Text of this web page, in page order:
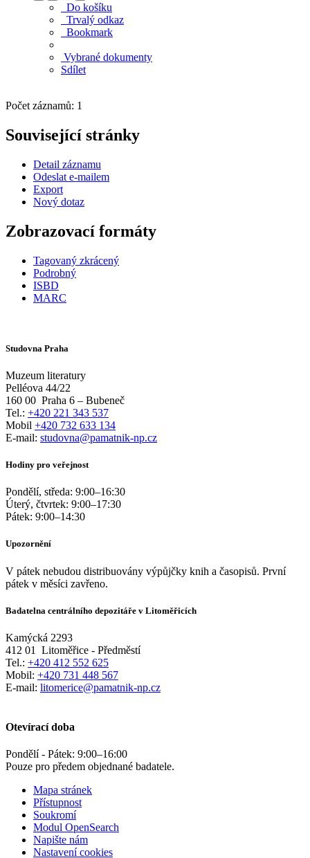
Do košíku
Trvalý odkaz
Bookmark
Vybrané dokumenty
Sdílet
Počet záznamů: 1
Související stránky
Detail záznamu
Odeslat e-mailem
Export
Nový dotaz
Zobrazovací formáty
Tagovaný zkrácený
Podrobný
ISBD
MARC
Studovna Praha
Muzeum literatury
Pelléova 44/22
160 00 Praha 6 – Bubeneč
Tel.: +420 221 343 537
Mobil +420 732 633 134
E-mail: studovna@pamatnik-np.cz
Hodiny pro veřejnost
Pondělí, středa: 9:00–16:30
Úterý, čtvrtek: 9:00–17:30
Pátek: 9:00–14:30
Upozornění
V pátek nebudou distribuovány výpůjčky knih a časopisů. První
pátek v měsíci zavřeno.
Badatelna centrálního depozitáře v Litoměřicích
Kamýcká 2293
412 01
Litoměřice - Předměstí
Tel.: +420 412 552 625
Mobil: +420 731 448 567
E-mail: litomerice@pamatnik-np.cz
Otevírací doba
Pondělí - Pátek: 9:00–16:00
Pouze pro předem objednané badatele.
Mapa stránek
Přístupnost
Soukromí
Modul OpenSearch
Napište nám
Nastavení cookies